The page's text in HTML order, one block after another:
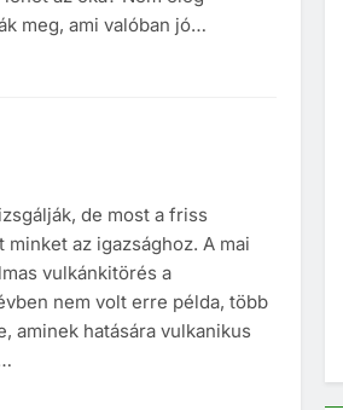
meg, ami valóban jó…
de most a friss
az igazsághoz. A mai
vulkánkitörés a
nem volt erre példa, több
aminek hatására vulkanikus